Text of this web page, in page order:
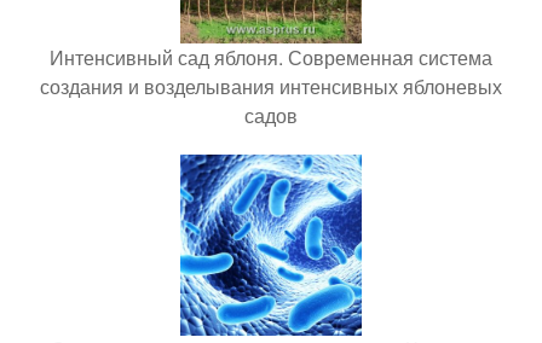
Интенсивный сад яблоня. Современная система
создания и возделывания интенсивных яблоневых
садов